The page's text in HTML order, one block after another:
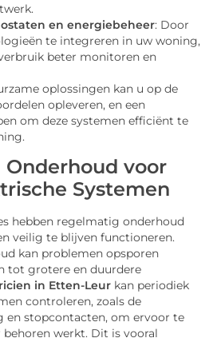
en energiebeheer: Door
te integreren in uw woning,
beter monitoren en
oplossingen kan u op de
opleveren, en een
om deze systemen efficiënt te
voor
Systemen
hebben regelmatig onderhoud
veilig te blijven functioneren.
kan problemen opsporen
tot grotere en duurdere
in Etten-Leur kan periodiek
controleren, zoals de
en stopcontacten, om ervoor te
behoren werkt. Dit is vooral